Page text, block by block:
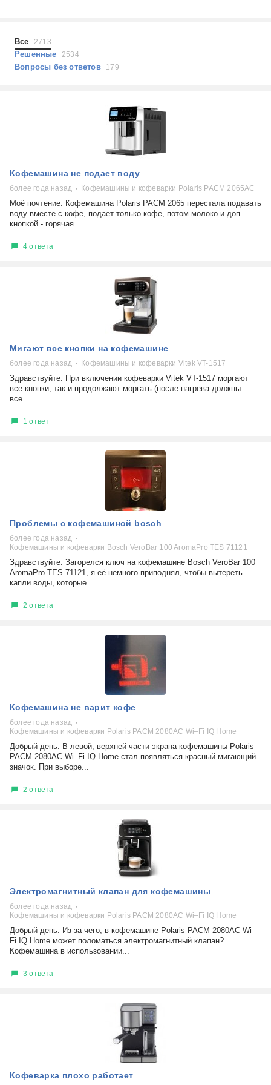
Наушники
Выберите...
не включается
самопроизвольное выключение
выдает ошибку
плохо работает
решение проблемы
Все 2713
Решенные 2534
Вопросы без ответов 179
Кофемашина не подает воду
более года назад Кофемашины и кофеварки Polaris PACM 2065AC
Моё почтение. Кофемашина Polaris PACM 2065 перестала подавать
воду вместе с кофе, подает только кофе, потом молоко и доп.
кнопкой - горячая...
4 ответа
Мигают все кнопки на кофемашине
более года назад Кофемашины и кофеварки Vitek VT-1517​​
Здравствуйте. При включении кофеварки Vitek VT-1517​​ моргают
все кнопки, так и продолжают моргать (после нагрева должны
все...
1 ответ
Проблемы с кофемашиной bosch
более года назад
Кофемашины и кофеварки Bosch VeroBar 100 AromaPro TES 71121
Здравствуйте. Загорелся ключ на кофемашине Bosch VeroBar 100
AromaPro TES 71121, я её немного приподнял, чтобы вытереть
капли воды, которые...
2 ответа
Кофемашина не варит кофе
более года назад
Кофемашины и кофеварки Polaris PACM 2080AC Wi–Fi IQ Home
Добрый день. В левой, верхней части экрана кофемашины Polaris
PACM 2080AC Wi–Fi IQ Home стал появляться красный мигающий
значок. При выборе...
2 ответа
Электромагнитный клапан для кофемашины
более года назад
Кофемашины и кофеварки Polaris PACM 2080AC Wi–Fi IQ Home
Добрый день. Из-за чего, в кофемашине Polaris PACM 2080AC Wi–
Fi IQ Home может поломаться электромагнитный клапан?
Кофемашина в использовании...
3 ответа
Кофеварка плохо работает